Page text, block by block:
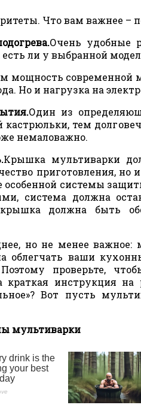
Что вам важнее –
Очень удобные
ли у выбранной
мощность современной
Но и нагрузка на
Один из
тем
немаловажно.
Крышка мультиварки
приготовления, но
системы
система должна
должна быть
но не менее важное:
облегчать ваши
проверьте,
краткая инструкция
Вот пусть
мультиварки